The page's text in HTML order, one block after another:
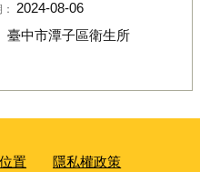
2024-08-06
臺中市潭子區衛生所
置 隱私權政策